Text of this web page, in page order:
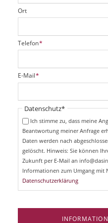
Ort
P
f
i
c
t
f
Telefon*
P
f
i
E-Mail*
Pflichtfeld
Datenschutz*
Ich stimme zu, dass meine
Beantwortung meiner Anfrage
Daten werden nach
gelöscht. Hinweis: Sie können
Zukunft per E-Mail an
Informationen zum Umgang mit
Datenschutzerklärung